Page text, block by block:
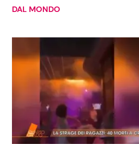
DAL MONDO